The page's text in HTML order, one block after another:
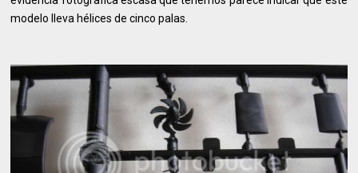
modelo lleva hélices de cinco palas.